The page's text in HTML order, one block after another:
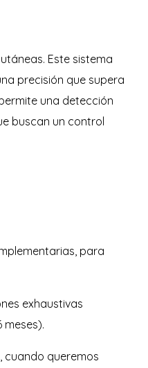
Este sistema
precisión que supera
una detección
buscan un control
para
exhaustivas
cuando queremos